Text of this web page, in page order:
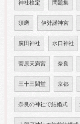
神社検定 問題集
須磨 伊弉諾神宮
廣田神社 水口神社
菅原天満宮 奈良
三十三間堂 京都
奈良の神社で結婚式